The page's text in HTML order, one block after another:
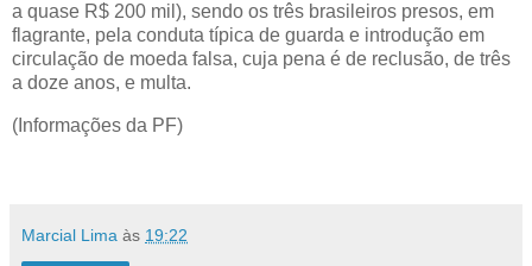
a quase R$ 200 mil), sendo os três brasileiros presos, em
flagrante, pela conduta típica de guarda e introdução em
circulação de moeda falsa, cuja pena é de reclusão, de três
a doze anos, e multa.
(Informações da PF)
Marcial Lima às 19:22